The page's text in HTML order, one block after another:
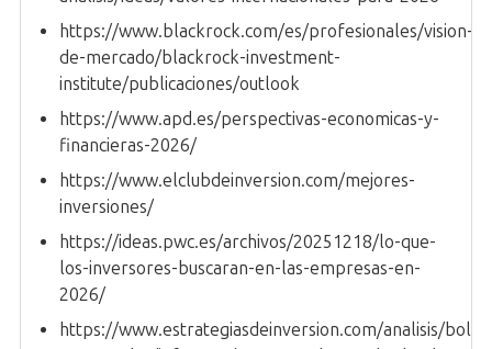
https://www.blackrock.com/es/profesionales/vision-
de-mercado/blackrock-investment-
institute/publicaciones/outlook
https://www.apd.es/perspectivas-economicas-y-
financieras-2026/
https://www.elclubdeinversion.com/mejores-
inversiones/
https://ideas.pwc.es/archivos/20251218/lo-que-
los-inversores-buscaran-en-las-empresas-en-
2026/
https://www.estrategiasdeinversion.com/analisis/